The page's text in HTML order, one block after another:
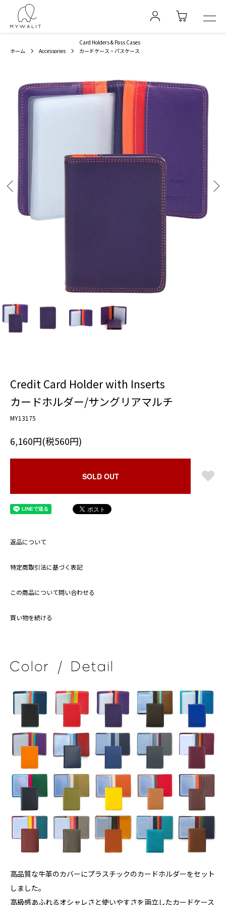
ホーム Accessories
Card Holders & Pass Cases
カードケース・パスケース
Credit Card Holder with Inserts
カードホルダー/サングリアマルチ
MY13175
6,160円(税560円)
SOLD OUT
返品について
特定商取引法に基づく表記
この商品について問い合わせる
買い物を続ける
高品質な牛革のカバーにプラスチックのカードホルダーをセット
しました。
高級感あふれるオシャレさと使いやすさを両立したカードケース